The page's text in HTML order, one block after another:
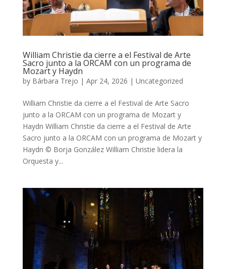
William Christie da cierre a el Festival de Arte
Sacro junto a la ORCAM con un programa de
Mozart y Haydn
by Bárbara Trejo | Apr 24, 2026 | Uncategorized
William Christie da cierre a el Festival de Arte Sacro
junto a la ORCAM con un programa de Mozart y
Haydn William Christie da cierre a el Festival de Arte
Sacro junto a la ORCAM con un programa de Mozart y
Haydn © Borja González William Christie lidera la
Orquesta y...